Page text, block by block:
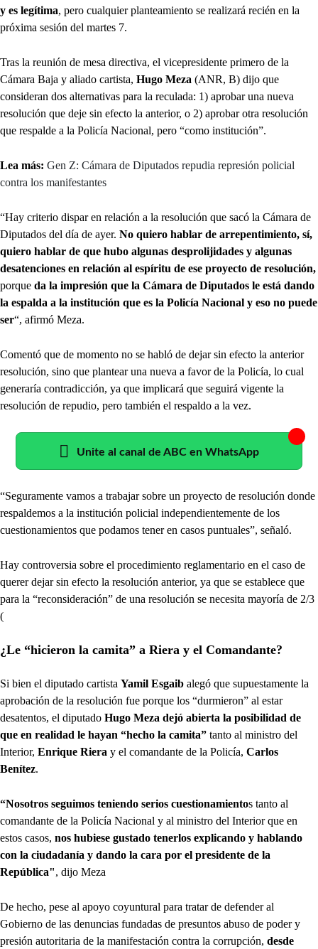
y es legítima, pero cualquier planteamiento se realizará recién en la
próxima sesión del martes 7.
Tras la reunión de mesa directiva, el vicepresidente primero de la
Cámara Baja y aliado cartista, Hugo Meza (ANR, B) dijo que
consideran dos alternativas para la reculada: 1) aprobar una nueva
resolución que deje sin efecto la anterior, o 2) aprobar otra resolución
que respalde a la Policía Nacional, pero “como institución”.
Lea más: Gen Z: Cámara de Diputados repudia represión policial
contra los manifestantes
“Hay criterio dispar en relación a la resolución que sacó la Cámara de
Diputados del día de ayer. No quiero hablar de arrepentimiento, sí,
quiero hablar de que hubo algunas desprolijidades y algunas
desatenciones en relación al espíritu de ese proyecto de resolución,
porque da la impresión que la Cámara de Diputados le está dando
la espalda a la institución que es la Policía Nacional y eso no puede
ser“, afirmó Meza.
Comentó que de momento no se habló de dejar sin efecto la anterior
resolución, sino que plantear una nueva a favor de la Policía, lo cual
generaría contradicción, ya que implicará que seguirá vigente la
resolución de repudio, pero también el respaldo a la vez.
Unite al canal de ABC en WhatsApp
“Seguramente vamos a trabajar sobre un proyecto de resolución donde
respaldemos a la institución policial independientemente de los
cuestionamientos que podamos tener en casos puntuales”, señaló.
Hay controversia sobre el procedimiento reglamentario en el caso de
querer dejar sin efecto la resolución anterior, ya que se establece que
para la “reconsideración” de una resolución se necesita mayoría de 2/3
(
¿Le “hicieron la camita” a Riera y el Comandante?
Si bien el diputado cartista Yamil Esgaib alegó que supuestamente la
aprobación de la resolución fue porque los “durmieron” al estar
desatentos, el diputado Hugo Meza dejó abierta la posibilidad de
que en realidad le hayan “hecho la camita” tanto al ministro del
Interior, Enrique Riera y el comandante de la Policía, Carlos
Benítez.
“Nosotros seguimos teniendo serios cuestionamientos tanto al
comandante de la Policía Nacional y al ministro del Interior que en
estos casos, nos hubiese gustado tenerlos explicando y hablando
con la ciudadanía y dando la cara por el presidente de la
República", dijo Meza
De hecho, pese al apoyo coyuntural para tratar de defender al
Gobierno de las denuncias fundadas de presuntos abuso de poder y
presión autoritaria de la manifestación contra la corrupción, desde